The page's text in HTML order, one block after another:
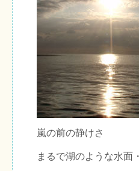
嵐の前の静けさ
まるで湖のような水面